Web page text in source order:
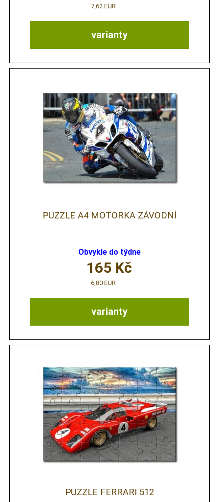
varianty
7,62 EUR
PUZZLE A4 MOTORKA ZÁVODNÍ
Obvykle do týdne
varianty
165 Kč
6,80 EUR
PUZZLE FERRARI 512